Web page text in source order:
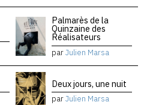
Palmarès de la
Quinzaine des
Réalisateurs
parJulien Marsa
Deux jours, une nuit
parJulien Marsa